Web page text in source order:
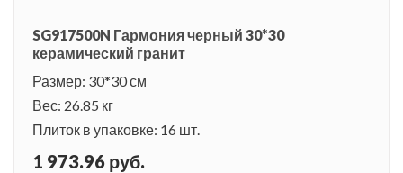
SG917500N Гармония черный 30*30
керамический гранит
Размер: 30*30 см
Вес: 26.85 кг
Плиток в упаковке: 16 шт.
1 973.96 руб.